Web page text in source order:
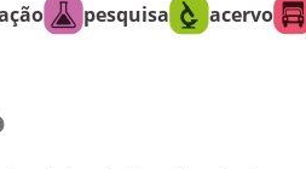
pesquisa acervo